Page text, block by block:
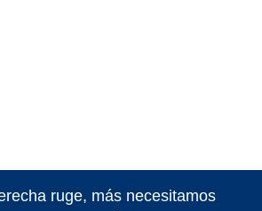
ruge, más necesitamos